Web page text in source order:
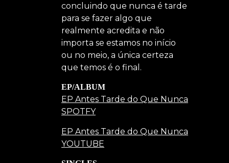
concluindo que nunca é tarde
para se fazer algo que
realmente acredita e não
importa se estamos no início
ou no meio, a única certeza
que temos é o final.
EP/ALBUM
EP Antes Tarde do Que Nunca
SPOTFY
EP Antes Tarde do Que Nunca
YOUTUBE